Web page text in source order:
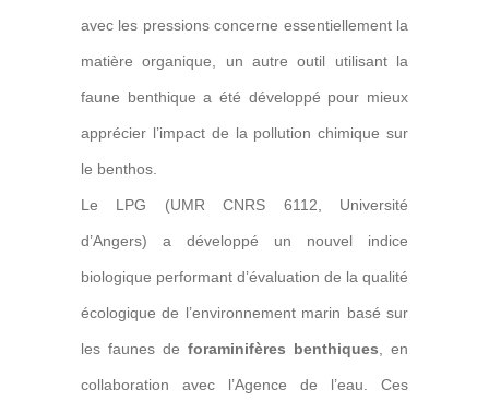
avec les pressions concerne essentiellement la
matière organique, un autre outil utilisant la
faune benthique a été développé pour mieux
apprécier l’impact de la pollution chimique sur
le benthos.
Le LPG (UMR CNRS 6112, Université
d’Angers) a développé un nouvel indice
biologique performant d’évaluation de la qualité
écologique de l’environnement marin basé sur
les faunes de foraminifères benthiques , en
collaboration avec l’Agence de l’eau. Ces